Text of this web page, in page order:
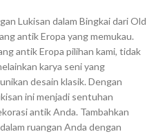
Lukisan dalam Bingkai dari Old
antik Eropa yang memukau.
antik Eropa pilihan kami, tidak
karya seni yang
desain klasik. Dengan
ini menjadi sentuhan
antik Anda. Tambahkan
ruangan Anda dengan